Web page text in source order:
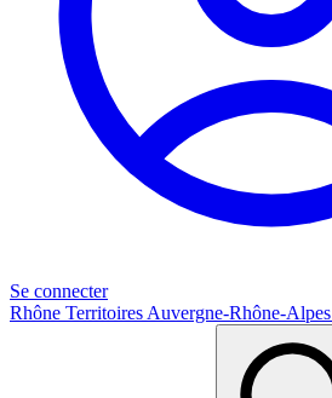
Se connecter
Rhône Territoires Auvergne-Rhône-Alpes